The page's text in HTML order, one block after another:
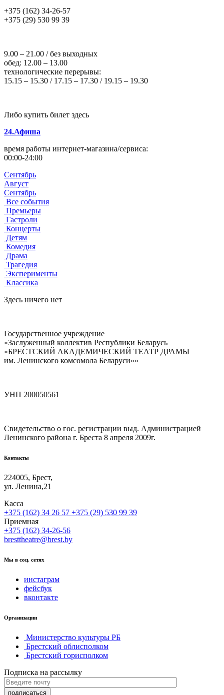
+375 (162) 34-26-57
+375 (29) 530 99 39
9.00 – 21.00 / без выходных
обед: 12.00 – 13.00
технологические перерывы:
15.15 – 15.30 / 17.15 – 17.30 / 19.15 – 19.30
Либо купить билет здесь
24.Афиша
время работы интернет-магазина/сервиса:
00:00-24:00
Сентябрь
Август
Сентябрь
Все события
Премьеры
Гастроли
Концерты
Детям
Комедия
Драма
Трагедия
Эксперименты
Классика
Здесь ничего нет
Государственное учреждение
«Заслуженный коллектив Республики Беларусь
«БРЕСТСКИЙ АКАДЕМИЧЕСКИЙ ТЕАТР ДРАМЫ
им. Ленинского комсомола Беларуси»»
УНП 200050561
Свидетельство о гос. регистрации выд. Администрацией
Ленинского района г. Бреста 8 апреля 2009г.
Контакты
224005, Брест,
ул. Ленина,21
Касса
+375 (162) 34 26 57 +375 (29) 530 99 39
Приемная
+375 (162) 34-26-56
bresttheatre@brest.by
Мы в соц. сетях
инстаграм
фейсбук
вконтакте
Организации
Министерство культуры РБ
Брестский облисполком
Брестский горисполком
Подписка на рассылку